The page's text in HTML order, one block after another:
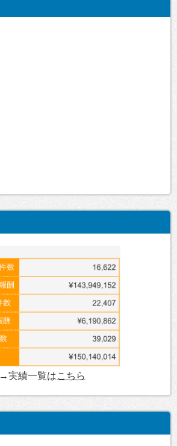
→実績一覧はこちら